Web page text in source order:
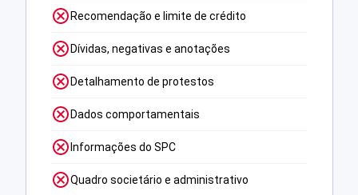
Recomendação e limite de crédito
Dívidas, negativas e anotações
Detalhamento de protestos
Dados comportamentais
Informações do SPC
Quadro societário e administrativo